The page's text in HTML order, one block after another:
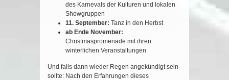
des Karnevals der Kulturen und lokalen
Showgruppen
11. September: Tanz in den Herbst
ab Ende November:
Christmaspromenade mit ihren
winterlichen Veranstaltungen
Und falls dann wieder Regen angekündigt sein
sollte: Nach den Erfahrungen dieses